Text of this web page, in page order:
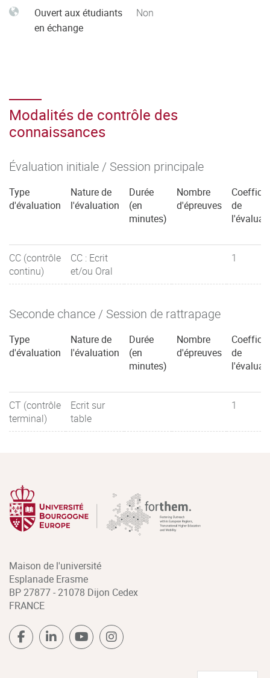
Ouvert aux étudiants
en échange
Non
Modalités de contrôle des
connaissances
Évaluation initiale / Session principale
Type
d'évaluation
Nature de
l'évaluation
Durée
(en
minutes)
Nombre
d'épreuves
de
CC (contrôle
continu)
CC : Ecrit
et/ou Oral
1
Seconde chance / Session de rattrapage
Type
d'évaluation
Nature de
l'évaluation
Durée
(en
minutes)
Nombre
d'épreuves
de
CT (contrôle
terminal)
Ecrit sur
table
1
Maison de l'université
Esplanade Erasme
BP 27877 - 21078 Dijon Cedex
FRANCE